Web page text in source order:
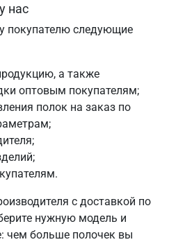
нас
покупателю следующие
а также
оптовым покупателям;
полок на заказ по
с доставкой по
нужную модель и
чем больше полочек вы